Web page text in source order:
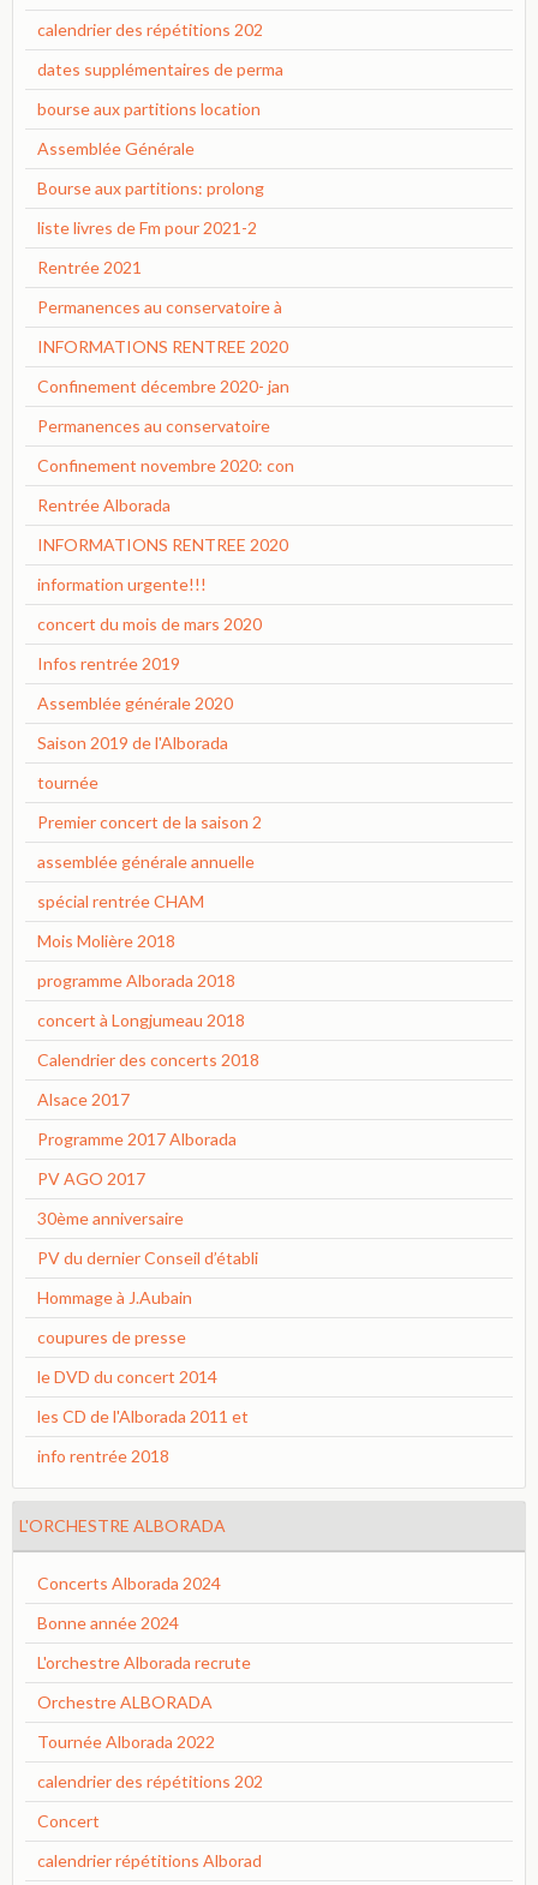
calendrier des répétitions 202
dates supplémentaires de perma
bourse aux partitions location
Assemblée Générale
Bourse aux partitions: prolong
liste livres de Fm pour 2021-2
Rentrée 2021
Permanences au conservatoire à
INFORMATIONS RENTREE 2020
Confinement décembre 2020- jan
Permanences au conservatoire
Confinement novembre 2020: con
Rentrée Alborada
INFORMATIONS RENTREE 2020
information urgente!!!
concert du mois de mars 2020
Infos rentrée 2019
Assemblée générale 2020
Saison 2019 de l'Alborada
tournée
Premier concert de la saison 2
assemblée générale annuelle
spécial rentrée CHAM
Mois Molière 2018
programme Alborada 2018
concert à Longjumeau 2018
Calendrier des concerts 2018
Alsace 2017
Programme 2017 Alborada
PV AGO 2017
30ème anniversaire
PV du dernier Conseil d’établi
Hommage à J.Aubain
coupures de presse
le DVD du concert 2014
les CD de l'Alborada 2011 et
info rentrée 2018
L'ORCHESTRE ALBORADA
Concerts Alborada 2024
Bonne année 2024
L'orchestre Alborada recrute
Orchestre ALBORADA
Tournée Alborada 2022
calendrier des répétitions 202
Concert
calendrier répétitions Alborad